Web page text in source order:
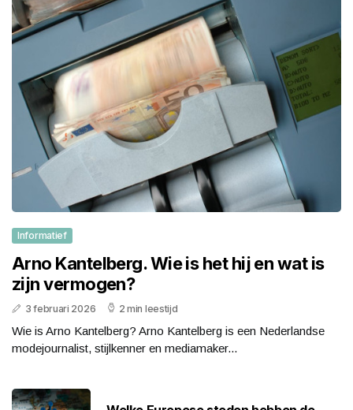
Informatief
Arno Kantelberg. Wie is het hij en wat is
zijn vermogen?
3 februari 2026 2 min leestijd
Wie is Arno Kantelberg? Arno Kantelberg is een Nederlandse
modejournalist, stijlkenner en mediamaker...